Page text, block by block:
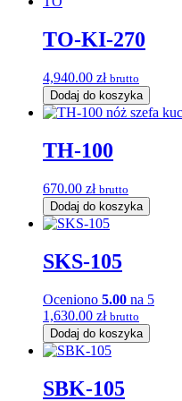
TO-KI-270
4,940.00 zł brutto
Dodaj do koszyka
TH-100
670.00 zł brutto
Dodaj do koszyka
SKS-105
Oceniono 5.00 na 5
1,630.00 zł brutto
Dodaj do koszyka
SBK-105